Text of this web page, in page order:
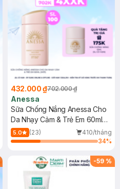
432.000 ₫702.000 ₫
Anessa
Sữa Chống Nắng Anessa Cho
Da Nhạy Cảm & Trẻ Em 60ml
(Mới)
5.0 (23)
410/tháng
34%
-59 %